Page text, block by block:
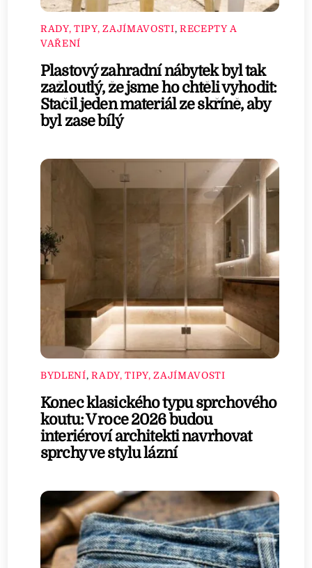
RADY, TIPY, ZAJÍMAVOSTI, RECEPTY A
VAŘENÍ
Plastový zahradní nábytek byl tak
zažloutlý, že jsme ho chtěli vyhodit:
Stačil jeden materiál ze skříně, aby
byl zase bílý
BYDLENÍ,RADY, TIPY, ZAJÍMAVOSTI
Konec klasického typu sprchového
koutu: V roce 2026 budou
interiéroví architekti navrhovat
sprchy ve stylu lázní